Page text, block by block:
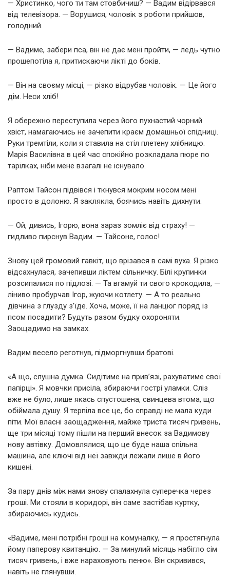
— Христинко, чого ти там стовбичиш? — Вадим відірвався
від телевізора. — Ворушися, чоловік з роботи прийшов,
голодний.
— Вадиме, забери пса, він не дає мені пройти, — ледь чутно
прошепотіла я, притискаючи лікті до боків.
— Він на своєму місці, — різко відрубав чоловік. — Це його
дім. Неси хліб!
Я обережно переступила через його пухнастий чорний
хвіст, намагаючись не зачепити краєм домашньої спідниці.
Руки тремтіли, коли я ставила на стіл плетену хлібницю.
Марія Василівна в цей час спокійно розкладала пюре по
тарілках, ніби мене взагалі не існувало.
Раптом Тайсон підвівся і ткнувся мокрим носом мені
просто в долоню. Я заклякла, боячись навіть дихнути.
— Ой, дивись, Ігорю, вона зараз зомліє від страху! —
гидливо пирснув Вадим. — Тайсоне, голос!
Знову цей громовий гавкіт, що врізався в самі вуха. Я різко
відсахнулася, зачепивши ліктем сільничку. Білі крупинки
розсипалися по підлозі. — Та вгамуй ти свого крокодила, —
ліниво пробурчав Ігор, жуючи котлету. — А то реально
дівчина з глузду з’їде. Хоча, може, її на ланцюг поряд із
псом посадити? Будуть разом будку охороняти.
Заощадимо на замках.
Вадим весело реготнув, підморгнувши братові.
«А що, слушна думка. Сидітиме на прив’язі, рахуватиме свої
папірці». Я мовчки присіла, збираючи гострі уламки. Сліз
вже не було, лише якась спустошена, свинцева втома, що
обіймала душу. Я терпіла все це, бо справді не мала куди
піти. Мої власні заощадження, майже триста тисяч гривень,
ще три місяці тому пішли на перший внесок за Вадимову
нову автівку. Домовлялися, що це буде наша спільна
машина, але ключі від неї завжди лежали лише в його
кишені.
За пару днів між нами знову спалахнула суперечка через
гроші. Ми стояли в коридорі, він саме застібав куртку,
збираючись кудись.
«Вадиме, мені потрібні гроші на комуналку, — я простягнула
йому паперову квитанцію. — За минулий місяць набігло сім
тисяч гривень, і вже нараховують пеню». Він скривився,
навіть не глянувши.